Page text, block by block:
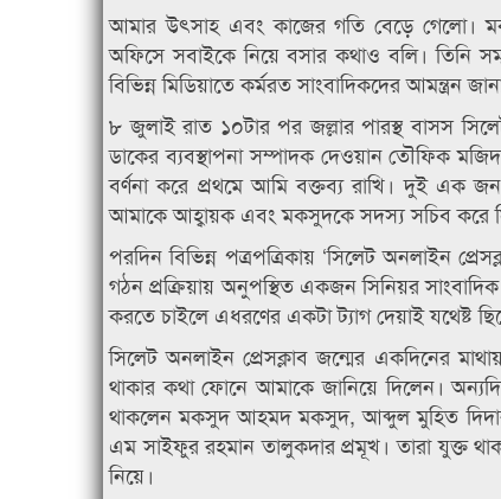
আমার উৎসাহ এবং কাজের গতি বেড়ে গেলো।
অফিসে সবাইকে নিয়ে বসার কথাও বলি। তিনি
বিভিন্ন মিডিয়াতে কর্মরত সাংবাদিকদের আমন্ত্রন
৮ জুলাই রাত ১০টার পর জল্লার পারস্থ বাসস
ডাকের ব্যবস্থাপনা সম্পাদক দেওয়ান তৌফিক
বর্ণনা করে প্রথমে আমি বক্তব্য রাখি। দুই এক
আমাকে আহ্বায়ক এবং মকসুদকে সদস্য সচিব করে
পরদিন বিভিন্ন পত্রপত্রিকায় ‘সিলেট অনলাইন
গঠন প্রক্রিয়ায় অনুপস্থিত একজন সিনিয়র
করতে চাইলে এধরণের একটা ট্যাগ দেয়াই যথেষ্ট
সিলেট অনলাইন প্রেসক্লাব জন্মের একদিনের
থাকার কথা ফোনে আমাকে জানিয়ে দিলেন।
থাকলেন মকসুদ আহমদ মকসুদ, আব্দুল মুহিত
এম সাইফুর রহমান তালুকদার প্রমূখ। তারা যুক্ত
নিয়ে।